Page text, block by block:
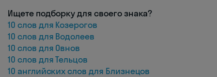
Ищете подборку для своего знака?
10 слов для Козерогов
10 слов для Водолеев
10 слов для Овнов
10 слов для Тельцов
10 английских слов для Близнецов